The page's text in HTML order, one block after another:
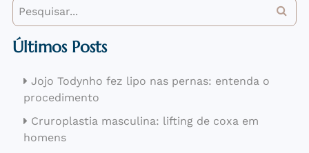
Últimos Posts
Jojo Todynho fez lipo nas pernas: entenda o
procedimento
Cruroplastia masculina: lifting de coxa em
homens